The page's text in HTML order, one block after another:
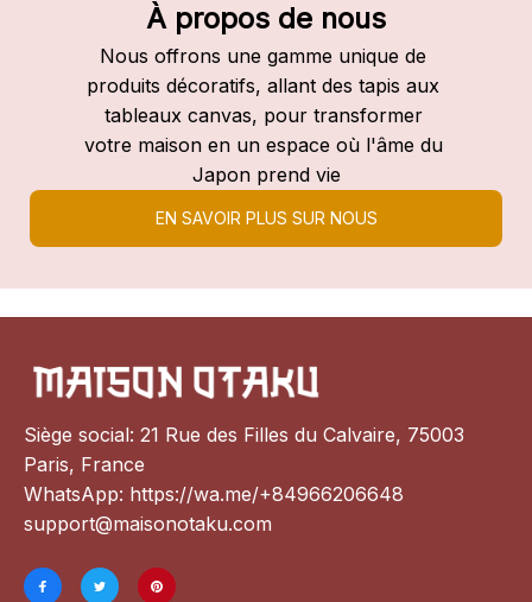
À propos de nous
Nous offrons une gamme unique de
produits décoratifs, allant des tapis aux
tableaux canvas, pour transformer
votre maison en un espace où l'âme du
Japon prend vie
EN SAVOIR PLUS SUR NOUS
Siège social: 21 Rue des Filles du Calvaire, 75003
Paris, France
WhatsApp: https://wa.me/+84966206648
support@maisonotaku.com